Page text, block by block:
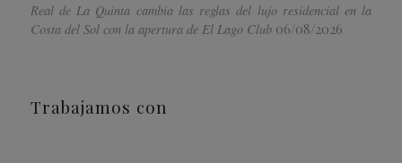
Real de La Quinta cambia las reglas del lujo residencial en la
Costa del Sol con la apertura de El Lago Club 06/08/2026
Trabajamos con